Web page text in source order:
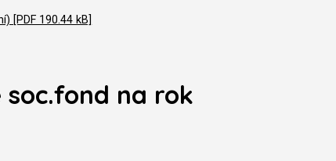
[PDF 190.44 kB]
soc.fond na rok